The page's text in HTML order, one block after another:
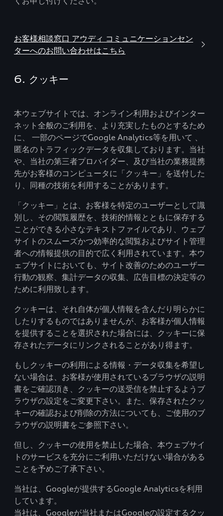
お客様相談窓口 アウディ コミュニケーションセン
ターへのお問い合わせはこちら
6. クッキー
本ウェブサイトでは、オンライン利用およびインター
ネット全般のご利用を、より充実したものとするため
に、 一部のページでGoogle Analytics等を用いて 、
匿名のトラフィックデータを収集しております。当社
や、当社の第三者プロバイダー、及び当社の業務提携
先がお客様のコンピュータに「クッキー」を送付した
り、同種の技術を利用することがあります。
「クッキー」とは、お客様を特定のユーザーとして識
別し、その閲覧履歴を、技術的情報とともに保存する
ことができる小さなテキストファイルであり、ウェブ
サイトのスムーズかつ効率的な閲覧およびサイト管理
者への情報提供の目的で広く利用されています。本ウ
ェブサイトにおいても、サイト改善のためのユーザー
行動の観察、集計データの収集、広告目標の決定等の
ために利用致します。
クッキーは、それ自体が個人情報を含んだり明らかに
したりするものではありませんが、お客様が個人情報
を提供することを選択された場合には、クッキーに保
存されたデータにリンクされることがあり得ます。
もしクッキーの利用による情報・データ収集を希望し
ない場合は、お客様が使用されているブラウザの説明
書をご確認頂き、クッキーの送受信を禁止するようブ
ラウザの設定をご変更下さい。また、保存されたクッ
キーの確認および削除の方法についても、ご使用のブ
ラウザの説明書をご参照下さい。
但し、クッキーの使用を禁止した場合、本ウェブサイ
トのサービスを充分にご利用いただけない場合がある
ことを予めご了承下さい。
当社は、Googleが提供するGoogle Analyticsを利用
しています。
当社は、Googleが当社またはGoogleの設定するクッ